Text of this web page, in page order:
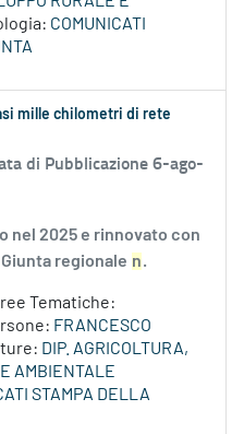
COMUNICATI
mille chilometri di rete
di Pubblicazione 6-ago-
nel 2025 e rinnovato con
regionale n.
Tematiche:
FRANCESCO
DIP. AGRICOLTURA,
AMBIENTALE
STAMPA DELLA